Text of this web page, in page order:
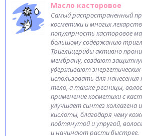
Масло касторовое
Самый распространенный
косметики и многих
популярность касторовое
большому содержанию
Триглицериды активно
мембрану, создают
удерживают
использовать для нанесения
тело, а также ресницы,
применение косметики с
улучшает синтез коллагена
кислоты, благодаря чему
подтянутой и упругой,
и начинают расти быстрее.